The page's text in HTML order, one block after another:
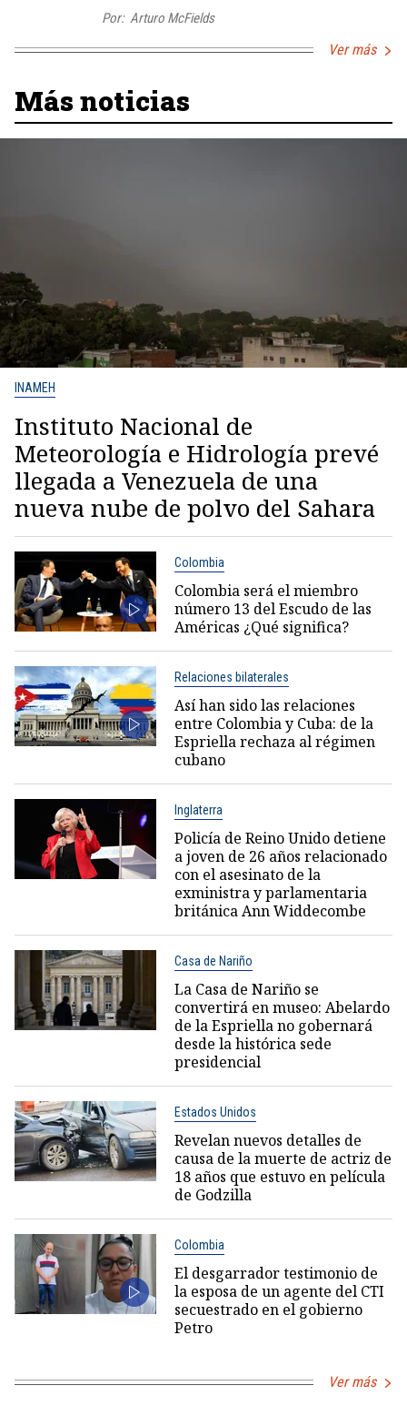
Por: Arturo McFields
Ver más
Más noticias
INAMEH
Instituto Nacional de
Meteorología e Hidrología prevé
llegada a Venezuela de una
nueva nube de polvo del Sahara
Colombia
Colombia será el miembro
número 13 del Escudo de las
Américas ¿Qué significa?
Relaciones bilaterales
Así han sido las relaciones
entre Colombia y Cuba: de la
Espriella rechaza al régimen
cubano
Inglaterra
Policía de Reino Unido detiene
a joven de 26 años relacionado
con el asesinato de la
exministra y parlamentaria
británica Ann Widdecombe
Casa de Nariño
La Casa de Nariño se
convertirá en museo: Abelardo
de la Espriella no gobernará
desde la histórica sede
presidencial
Estados Unidos
Revelan nuevos detalles de
causa de la muerte de actriz de
18 años que estuvo en película
de Godzilla
Colombia
El desgarrador testimonio de
la esposa de un agente del CTI
secuestrado en el gobierno
Petro
Ver más